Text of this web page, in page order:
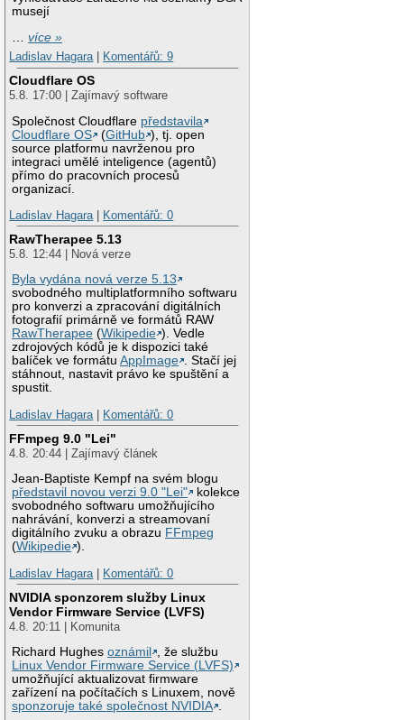
musejí
…více »
Ladislav Hagara| Komentářů: 9
Cloudflare OS
5.8. 17:00 | Zajímavý software
Společnost Cloudflare představila
Cloudflare OS
(GitHub ), tj. open
source platformu navrženou pro
integraci umělé inteligence (agentů)
přímo do pracovních procesů
organizací.
Ladislav Hagara| Komentářů: 0
RawTherapee 5.13
5.8. 12:44 | Nová verze
Byla vydána nová verze 5.13
svobodného multiplatformního softwaru
pro konverzi a zpracování digitálních
fotografií primárně ve formátů RAW
RawTherapee (Wikipedie ). Vedle
zdrojových kódů je k dispozici také
balíček ve formátuAppImage . Stačí jej
stáhnout, nastavit právo ke spuštění a
spustit.
Ladislav Hagara| Komentářů: 0
FFmpeg 9.0 "Lei"
4.8. 20:44 | Zajímavý článek
Jean-Baptiste Kempf na svém blogu
představil novou verzi 9.0 "Lei"
kolekce
svobodného softwaru umožňujícího
nahrávání, konverzi a streamovaní
digitálního zvuku a obrazu FFmpeg
(Wikipedie ).
Ladislav Hagara| Komentářů: 0
NVIDIA sponzorem služby Linux
Vendor Firmware Service (LVFS)
4.8. 20:11 | Komunita
Richard Hughesoznámil
, že službu
Linux Vendor Firmware Service (LVFS)
umožňující aktualizovat firmware
zařízení na počítačích s Linuxem, nově
sponzoruje také společnost NVIDIA .